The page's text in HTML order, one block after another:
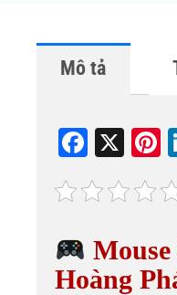
Mô tả
Fa
ce
bo
X
nt
t
Hoàng